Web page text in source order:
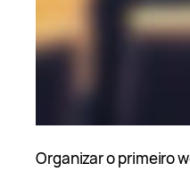
Organizar o primeiro